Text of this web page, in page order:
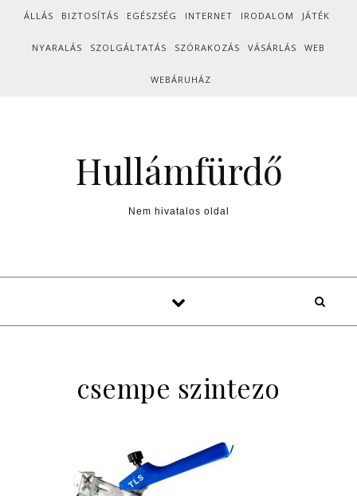
Skip to content
ÁLLÁS BIZTOSÍTÁS EGÉSZSÉG INTERNET IRODALOM JÁTÉK
NYARALÁS SZOLGÁLTATÁS SZÓRAKOZÁS VÁSÁRLÁS WEB
WEBÁRUHÁZ
Hullámfürdő
Nem hivatalos oldal
csempe szintezo